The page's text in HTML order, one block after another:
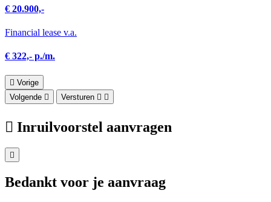
€ 20.900,-
Financial lease v.a.
€ 322,- p./m.
Vorige
Volgende
Versturen
Inruilvoorstel aanvragen
Bedankt voor je aanvraag